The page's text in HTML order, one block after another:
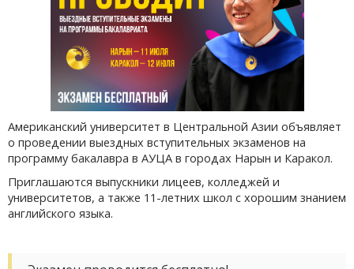
Американский университет в Центральной Азии объявляет
о проведении выездных вступительных экзаменов на
программу бакалавра в АУЦА в городах Нарын и Каракол.
Приглашаются выпускники лицеев, колледжей и
университетов, а также 11-летних школ с хорошим знанием
английского языка.